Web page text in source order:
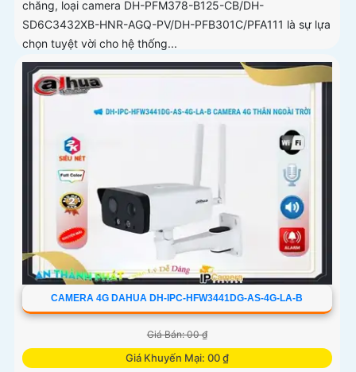
chăng, loại camera DH-PFM378-B125-CB/DH-
SD6C3432XB-HNR-AGQ-PV/DH-PFB301C/PFA111 là sự lựa
chọn tuyệt vời cho hệ thống...
CAMERA 4G DAHUA DH-IPC-HFW3441DG-AS-4G-LA-B
Giá Bán: 00 ₫
Giá Khuyến Mại: 00 ₫